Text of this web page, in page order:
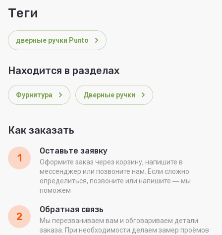
теги
дверные ручки Punto
Находится в разделах
Фурнитура Дверные ручки
Как заказать
1
Оставьте заявку
Оформите заказ через корзину, напишите в
мессенджер или позвоните нам. Если сложно
определиться, позвоните или напишите ― мы
поможем
2
Обратная связь
Мы перезваниваем вам и обговариваем детали
заказа. При необходимости делаем замер проёмов